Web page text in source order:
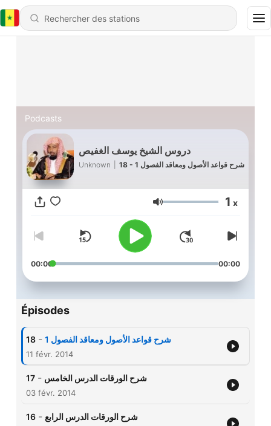
Podcasts
دروس الشيخ يوسف الغفيص
Unknown 18 - شرح قواعد الأصول ومعاقد الفصول 1
Volume 1 x
00:00 00:00
Épisodes
18 - شرح قواعد الأصول ومعاقد الفصول 1
11 févr. 2014
17 - شرح الورقات الدرس الخامس
03 févr. 2014
16 - شرح الورقات الدرس الرابع